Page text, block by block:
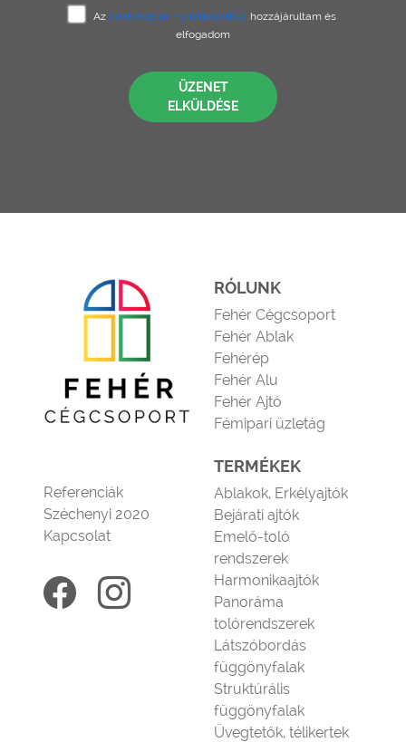
Az adatvédelmi nyilatkozathoz hozzájárultam és
elfogadom
ÜZENET
ELKÜLDÉSE
RÓLUNK
Fehér Cégcsoport
Fehér Ablak
Fehérép
Fehér Alu
Fehér Ajtó
Fémipari üzletág
Referenciák
Széchenyi 2020
Kapcsolat
TERMÉKEK
Ablakok, Erkélyajtók
Bejárati ajtók
Emelő-toló
rendszerek
Harmonikaajtók
Panoráma
tolórendszerek
Látszóbordás
függönyfalak
Struktúrális
függönyfalak
Üvegtetők, télikertek